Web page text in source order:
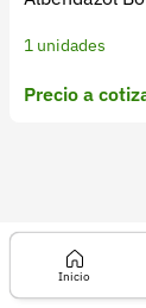
1 unidades
Precio a
© 2026
Versión 5.45.0
Síguenos
Inicio